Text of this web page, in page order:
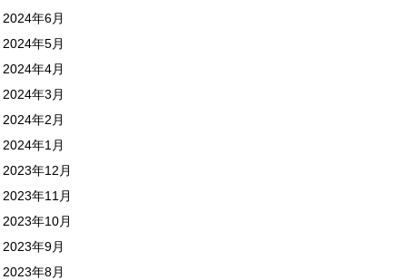
2024年6月
2024年5月
2024年4月
2024年3月
2024年2月
2024年1月
2023年12月
2023年11月
2023年10月
2023年9月
2023年8月